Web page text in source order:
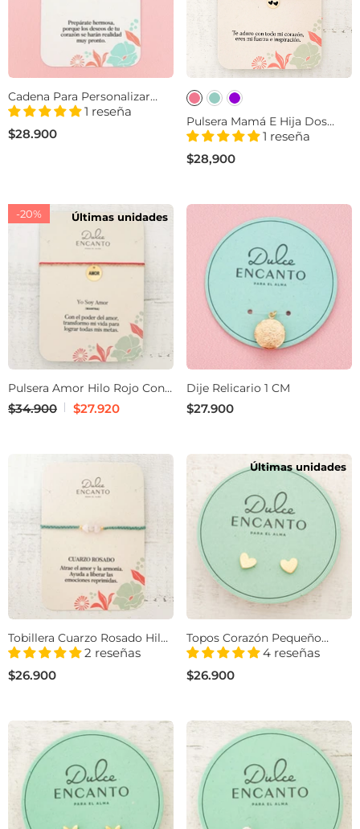
Cadena Para Personalizar
Con Dijes
1 reseña
$28.900
Pulsera Mamá E Hija Dos
Corazones Hilo Trenza
1 reseña
$28,900
-20% Últimas unidades
Pulsera Amor Hilo Rojo Con
Significado
$34.900 $27.920
Dije Relicario 1 CM
$27.900
Tobillera Cuarzo Rosado Hilo
Verde Trenza 2 reseñas
$26.900
Últimas unidades
Topos Corazón Pequeño
Baño De Oro4 reseñas
$26.900